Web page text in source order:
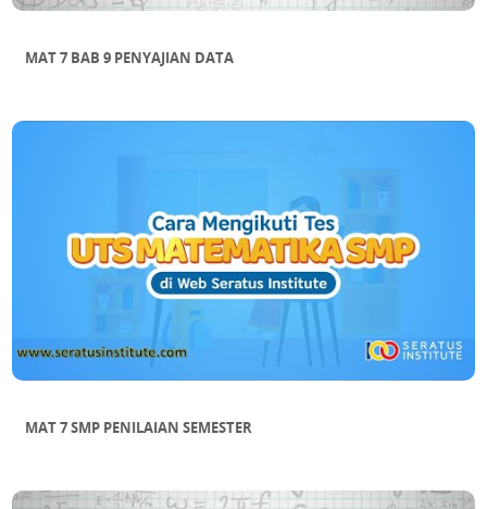
MAT 7 BAB 9 PENYAJIAN DATA
MAT 7 SMP PENILAIAN SEMESTER